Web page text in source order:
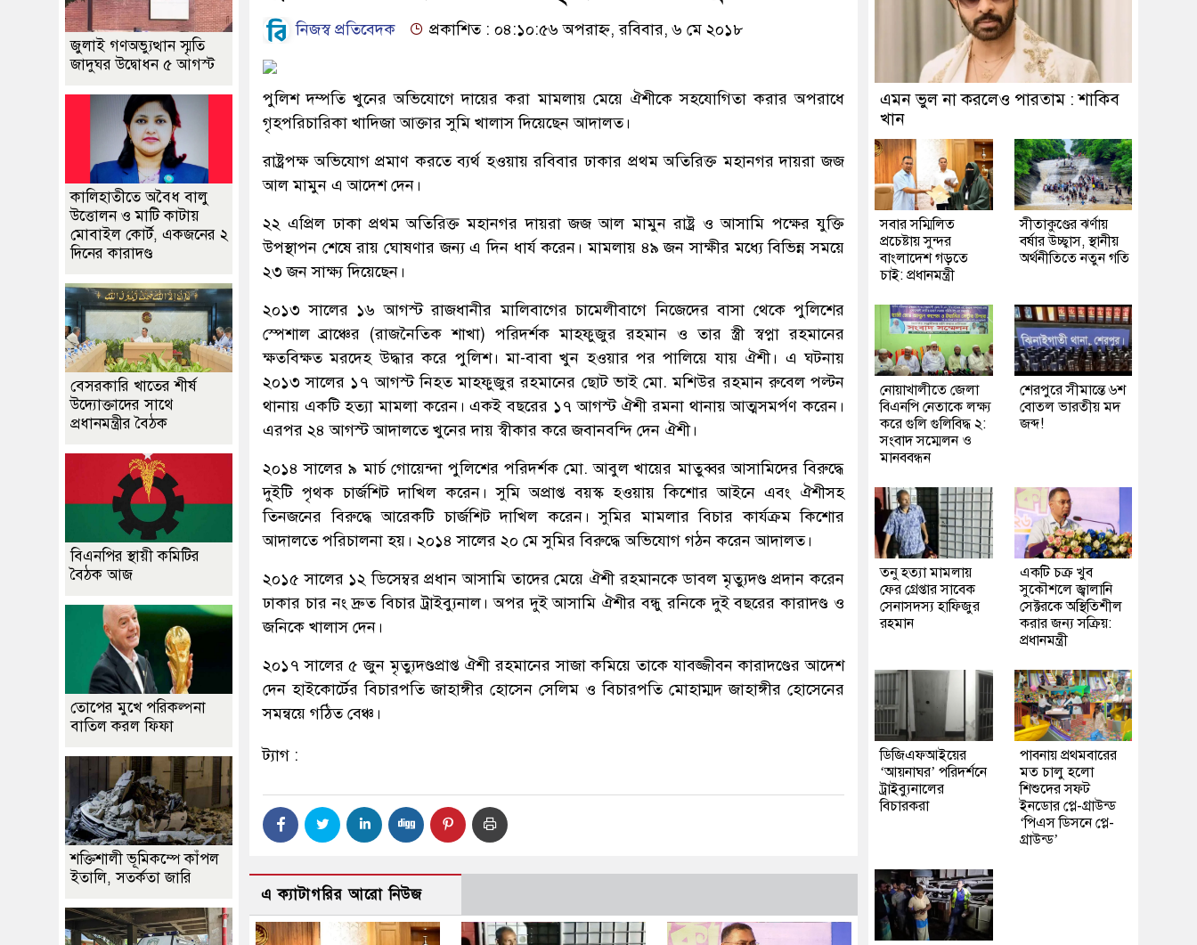
নিজস্ব প্রতিবেদক প্রকাশিত : ০৪:১০:৫৬ অপরাহ্ন, রবিবার, ৬ মে ২০১৮
পুলিশ দম্পতি খুনের অভিযোগে দায়ের করা মামলায় মেয়ে ঐশীকে সহযোগিতা করার অপরাধে
গৃহপরিচারিকা খাদিজা আক্তার সুমি খালাস দিয়েছেন আদালত।
রাষ্ট্রপক্ষ অভিযোগ প্রমাণ করতে ব্যর্থ হওয়ায় রবিবার ঢাকার প্রথম অতিরিক্ত মহানগর দায়রা জজ
আল মামুন এ আদেশ দেন।
২২ এপ্রিল ঢাকা প্রথম অতিরিক্ত মহানগর দায়রা জজ আল মামুন রাষ্ট্র ও আসামি পক্ষের যুক্তি
উপস্থাপন শেষে রায় ঘোষণার জন্য এ দিন ধার্য করেন। মামলায় ৪৯ জন সাক্ষীর মধ্যে বিভিন্ন সময়ে
২৩ জন সাক্ষ্য দিয়েছেন।
২০১৩ সালের ১৬ আগস্ট রাজধানীর মালিবাগের চামেলীবাগে নিজেদের বাসা থেকে পুলিশের
স্পেশাল ব্রাঞ্চের (রাজনৈতিক শাখা) পরিদর্শক মাহফুজুর রহমান ও তার স্ত্রী স্বপ্না রহমানের
ক্ষতবিক্ষত মরদেহ উদ্ধার করে পুলিশ। মা-বাবা খুন হওয়ার পর পালিয়ে যায় ঐশী। এ ঘটনায়
২০১৩ সালের ১৭ আগস্ট নিহত মাহফুজুর রহমানের ছোট ভাই মো. মশিউর রহমান রুবেল পল্টন
থানায় একটি হত্যা মামলা করেন। একই বছরের ১৭ আগস্ট ঐশী রমনা থানায় আত্মসমর্পণ করেন।
এরপর ২৪ আগস্ট আদালতে খুনের দায় স্বীকার করে জবানবন্দি দেন ঐশী।
২০১৪ সালের ৯ মার্চ গোয়েন্দা পুলিশের পরিদর্শক মো. আবুল খায়ের মাতুব্বর আসামিদের বিরুদ্ধে
দুইটি পৃথক চার্জশিট দাখিল করেন। সুমি অপ্রাপ্ত বয়স্ক হওয়ায় কিশোর আইনে এবং ঐশীসহ
তিনজনের বিরুদ্ধে আরেকটি চার্জশিট দাখিল করেন। সুমির মামলার বিচার কার্যক্রম কিশোর
আদালতে পরিচালনা হয়। ২০১৪ সালের ২০ মে সুমির বিরুদ্ধে অভিযোগ গঠন করেন আদালত।
২০১৫ সালের ১২ ডিসেম্বর প্রধান আসামি তাদের মেয়ে ঐশী রহমানকে ডাবল মৃত্যুদণ্ড প্রদান করেন
ঢাকার চার নং দ্রুত বিচার ট্রাইব্যুনাল। অপর দুই আসামি ঐশীর বন্ধু রনিকে দুই বছরের কারাদণ্ড ও
জনিকে খালাস দেন।
২০১৭ সালের ৫ জুন মৃত্যুদণ্ডপ্রাপ্ত ঐশী রহমানের সাজা কমিয়ে তাকে যাবজ্জীবন কারাদণ্ডের আদেশ
দেন হাইকোর্টের বিচারপতি জাহাঙ্গীর হোসেন সেলিম ও বিচারপতি মোহাম্মদ জাহাঙ্গীর হোসেনের
সমন্বয়ে গঠিত বেঞ্চ।
ট্যাগ :
এ ক্যাটাগরির আরো নিউজ
জুলাই গণঅভ্যুত্থান স্মৃতি
জাদুঘর উদ্বোধন ৫ আগস্ট
কালিহাতীতে অবৈধ বালু
উত্তোলন ও মাটি কাটায়
মোবাইল কোর্ট, একজনের ২
দিনের কারাদণ্ড
বেসরকারি খাতের শীর্ষ
উদ্যোক্তাদের সাথে
প্রধানমন্ত্রীর বৈঠক
বিএনপির স্থায়ী কমিটির
বৈঠক আজ
তোপের মুখে পরিকল্পনা
বাতিল করল ফিফা
শক্তিশালী ভূমিকম্পে কাঁপল
ইতালি, সতর্কতা জারি
এমন ভুল না করলেও পারতাম : শাকিব
খান
সবার সম্মিলিত
প্রচেষ্টায় সুন্দর
বাংলাদেশ গড়তে
চাই: প্রধানমন্ত্রী
সীতাকুণ্ডের ঝর্ণায়
বর্ষার উচ্ছ্বাস, স্থানীয়
অর্থনীতিতে নতুন গতি
নোয়াখালীতে জেলা
বিএনপি নেতাকে লক্ষ্য
করে গুলি গুলিবিদ্ধ ২:
সংবাদ সম্মেলন ও
মানববন্ধন
শেরপুরে সীমান্তে ৬শ
বোতল ভারতীয় মদ
জব্দ!
তনু হত্যা মামলায়
ফের গ্রেপ্তার সাবেক
সেনাসদস্য হাফিজুর
রহমান
একটি চক্র খুব
সুকৌশলে জ্বালানি
সেক্টরকে অস্থিতিশীল
করার জন্য সক্রিয়:
প্রধানমন্ত্রী
ডিজিএফআইয়ের
‘আয়নাঘর’ পরিদর্শনে
ট্রাইব্যুনালের
বিচারকরা
পাবনায় প্রথমবারের
মত চালু হলো
শিশুদের সফট
ইনডোর প্লে-গ্রাউন্ড
‘পিএস ডিসনে প্লে-
গ্রাউন্ড’